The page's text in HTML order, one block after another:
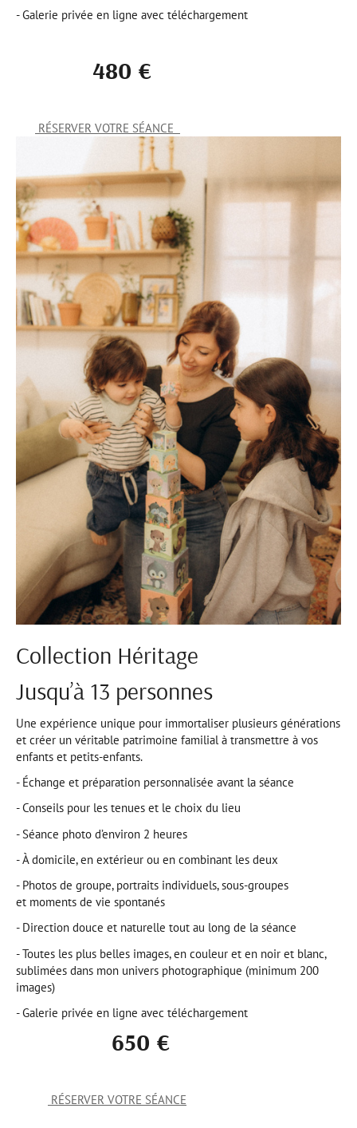
- Galerie privée en ligne avec téléchargement
480 €
RÉSERVER VOTRE SÉANCE
Collection Héritage
Jusqu’à 13 personnes
Une expérience unique pour immortaliser plusieurs générations
et créer un véritable patrimoine familial à transmettre à vos
enfants et petits-enfants.
- Échange et préparation personnalisée avant la séance
- Conseils pour les tenues et le choix du lieu
- Séance photo d’environ 2 heures
- À domicile, en extérieur ou en combinant les deux
- Photos de groupe, portraits individuels, sous-groupes
et moments de vie spontanés
- Direction douce et naturelle tout au long de la séance
- Toutes les plus belles images, en couleur et en noir et blanc,
sublimées dans mon univers photographique (minimum 200
images)
- Galerie privée en ligne avec téléchargement
650 €
RÉSERVER VOTRE SÉANCE